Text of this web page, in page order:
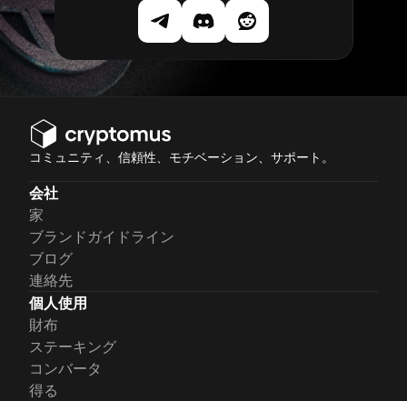
コミュニティ、信頼性、モチベーション、サポート。
会社
家
ブランドガイドライン
ブログ
連絡先
個人使用
財布
ステーキング
コンバータ
得る